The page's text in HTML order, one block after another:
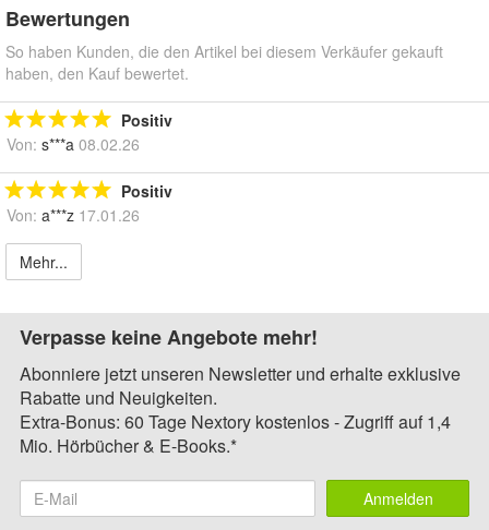
Bewertungen
So haben Kunden, die den Artikel bei diesem Verkäufer gekauft
haben, den Kauf bewertet.
Positiv
Von: s***a 08.02.26
Positiv
Von: a***z 17.01.26
Mehr...
Verpasse keine Angebote mehr!
Abonniere jetzt unseren Newsletter und erhalte exklusive
Rabatte und Neuigkeiten.
Extra-Bonus: 60 Tage Nextory kostenlos - Zugriff auf 1,4
Mio. Hörbücher & E-Books.*
Anmelden